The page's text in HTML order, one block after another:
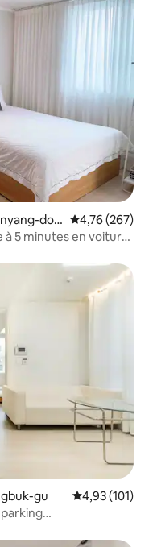
don Évaluation
4,76 (267)
à 5 minutes en voiture,
gu Évaluation
4,93 (101)
à 2 minutes à